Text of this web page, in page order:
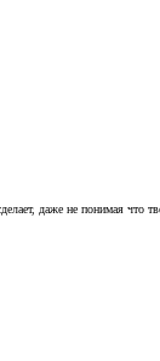
даже не понимая что